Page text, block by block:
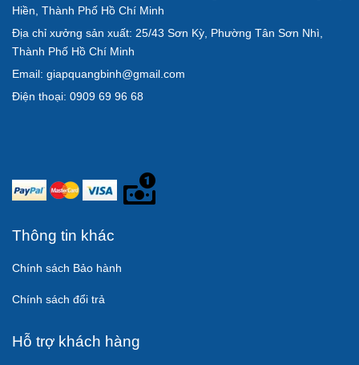
Hiền, Thành Phố Hồ Chí Minh
Địa chỉ xưởng sản xuất: 25/43 Sơn Kỳ, Phường Tân Sơn Nhì,
Thành Phố Hồ Chí Minh
Email: giapquangbinh@gmail.com
Điện thoại: 0909 69 96 68
Thông tin khác
Chính sách Bảo hành
Chính sách đổi trả
Hỗ trợ khách hàng